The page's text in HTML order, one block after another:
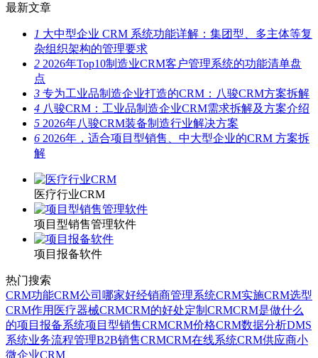
最新文章
1 大中型企业 CRM 系统功能详解：集团型、多主体等复
杂组织架构的管理要求
2 2026年Top10制造业CRM客户管理系统的功能清单盘
点
3 专为工业品制造企业打造的CRM：八骏CRM方案拆解
4 八骏CRM：工业品制造企业CRM需求拆解及方案介绍
5 2026年八骏CRM装备制造行业解决方案
6 2026年，适合项目型销售、中大型企业的CRM 方案拆
解
医疗行业CRM
项目型销售管理软件
项目报备软件
热门搜索
CRM功能CRM公司哪家好经销商管理系统CRM实施CRM选型
CRM作用 医疗器械CRMCRM的好处定制CRMCRM是做什么
的项目报备系统项目型销售CRMCRM价格CRM数据分析DMS
系统业务流程管理B2B销售CRMCRM在线系统CRM供应商小
微企业CRM